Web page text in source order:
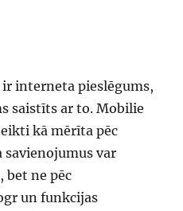
ir interneta pieslēgums,
saistīts ar to. Mobilie
kā mērīta pēc
var
ne pēc
un funkcijas